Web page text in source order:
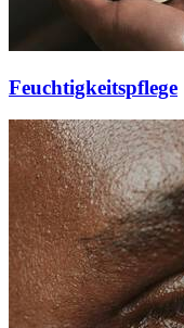
Feuchtigkeitspflege